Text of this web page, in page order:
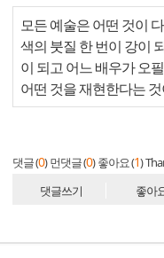
모든 예술은 어떤 것이
색의 붓질 한 번이 강이
이 되고 어느 배우가 오
어떤 것을 재현한다는
댓글 (0) 먼댓글 (0) 좋아요 (1)
댓글쓰기 좋아